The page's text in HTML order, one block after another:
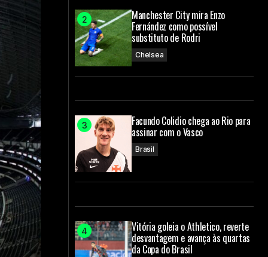
Manchester City mira Enzo
Fernández como possível
substituto de Rodri
Chelsea
Facundo Colidio chega ao Rio para
assinar com o Vasco
Brasil
Vitória goleia o Athletico, reverte
desvantagem e avança às quartas
da Copa do Brasil